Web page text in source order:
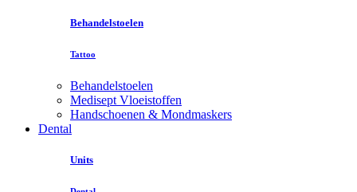
Behandelstoelen
Tattoo
Behandelstoelen
Medisept Vloeistoffen
Handschoenen & Mondmaskers
Dental
Units